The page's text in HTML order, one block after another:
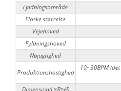
Fyldningsområde
Flaske størrelse
Vejehoved
Fyldningshoved
Nøjagtighed
Produktionshastighed
10~30BPM
Dimension(L×B×H)